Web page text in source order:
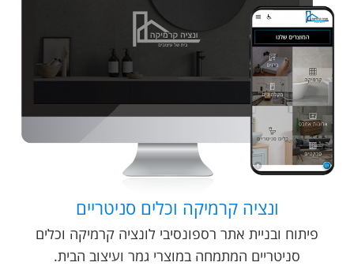
ונציה קרמיקה וכלים סניטריים
פיתוח ובניית אתר רספונסיבי לונציה קרמיקה וכלים
סניטריים המתמחה במוצרי גמר ועיצוב הבית.